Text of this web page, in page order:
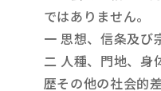
ではありません。
一 思想、信条及び
二 人種、門地、身
歴その他の社会的